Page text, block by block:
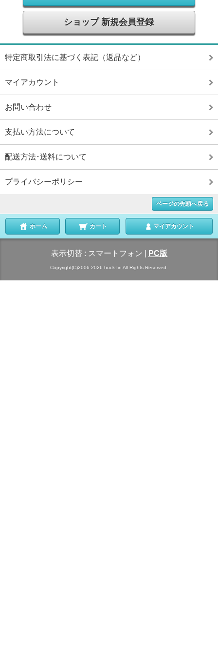
ショップ 新規会員登録
特定商取引法に基づく表記（返品など）
マイアカウント
お問い合わせ
支払い方法について
配送方法･送料について
プライバシーポリシー
ページの先頭へ戻る
ホーム カート マイアカウント
表示切替 : スマートフォン PC版
Copyright(C)2006-2026 huck-fin All Rights Reserved.